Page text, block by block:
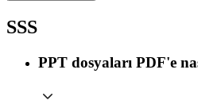
SSS
PPT dosyaları PDF'e